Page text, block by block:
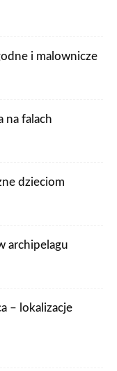
i malownicze
na falach
dzieciom
archipelagu
– lokalizacje